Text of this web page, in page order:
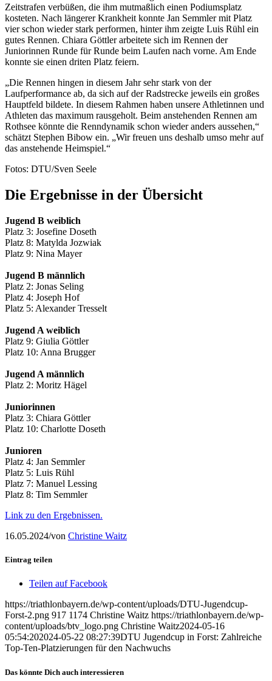
Zeitstrafen verbüßen, die ihm mutmaßlich einen Podiumsplatz
kosteten. Nach längerer Krankheit konnte Jan Semmler mit Platz
vier schon wieder stark performen, hinter ihm zeigte Luis Rühl ein
gutes Rennen. Chiara Göttler arbeitete sich im Rennen der
Juniorinnen Runde für Runde beim Laufen nach vorne. Am Ende
konnte sie einen driten Platz feiern.
„Die Rennen hingen in diesem Jahr sehr stark von der
Laufperformance ab, da sich auf der Radstrecke jeweils ein großes
Hauptfeld bildete. In diesem Rahmen haben unsere Athletinnen und
Athleten das maximum rausgeholt. Beim anstehenden Rennen am
Rothsee könnte die Renndynamik schon wieder anders aussehen,“
schätzt Stephen Bibow ein. „Wir freuen uns deshalb umso mehr auf
das anstehende Heimspiel.“
Fotos: DTU/Sven Seele
Die Ergebnisse in der Übersicht
Jugend B weiblich
Platz 3: Josefine Doseth
Platz 8: Matylda Jozwiak
Platz 9: Nina Mayer
Jugend B männlich
Platz 2: Jonas Seling
Platz 4: Joseph Hof
Platz 5: Alexander Tresselt
Jugend A weiblich
Platz 9: Giulia Göttler
Platz 10: Anna Brugger
Jugend A männlich
Platz 2: Moritz Hägel
Juniorinnen
Platz 3: Chiara Göttler
Platz 10: Charlotte Doseth
Junioren
Platz 4: Jan Semmler
Platz 5: Luis Rühl
Platz 7: Manuel Lessing
Platz 8: Tim Semmler
Link zu den Ergebnissen.
16.05.2024/von Christine Waitz
Eintrag teilen
Teilen auf Facebook
https://triathlonbayern.de/wp-content/uploads/DTU-Jugendcup-
Forst-2.png 917 1174 Christine Waitz https://triathlonbayern.de/wp-
content/uploads/btv_logo.png Christine Waitz2024-05-16
05:54:202024-05-22 08:27:39DTU Jugendcup in Forst: Zahlreiche
Top-Ten-Platzierungen für den Nachwuchs
Das könnte Dich auch interessieren